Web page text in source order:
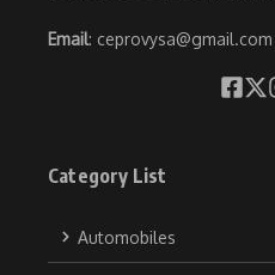
Email: ceprovysa@gmail.com
Category List
Automobiles